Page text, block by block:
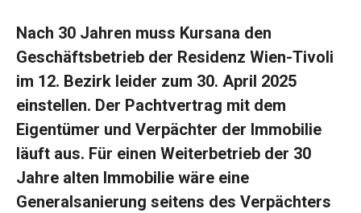
Nach 30 Jahren muss Kursana den
Geschäftsbetrieb der Residenz Wien-Tivoli
im 12. Bezirk leider zum 30. April 2025
einstellen. Der Pachtvertrag mit dem
Eigentümer und Verpächter der Immobilie
läuft aus. Für einen Weiterbetrieb der 30
Jahre alten Immobilie wäre eine
Generalsanierung seitens des Verpächters